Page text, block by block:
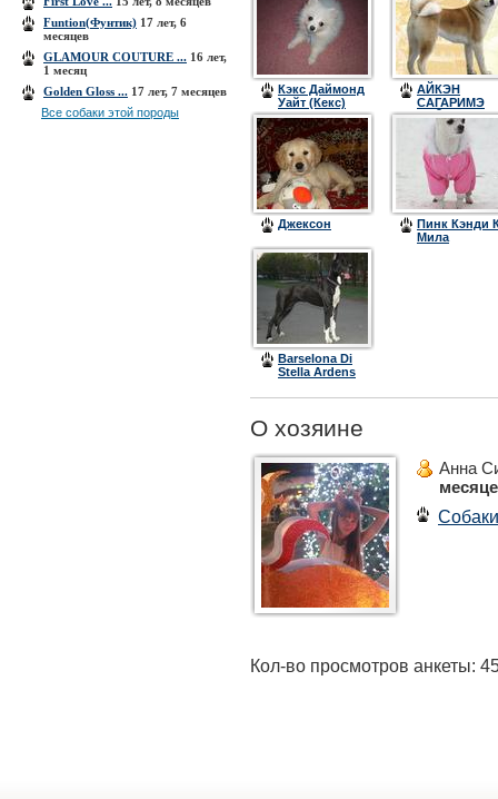
Funtion(Фунтик) 17 лет, 6
месяцев
GLAMOUR COUTURE ... 16 лет,
1 месяц
Golden Gloss ... 17 лет, 7 месяцев
Все собаки этой породы
Кэкс Даймонд
Уайт (Кекс)
АЙКЭН
САГАРИМЭ
АКИРА
Джексон
Пинк Кэнди
Мила
Barselona Di
Stella Ardens
О хозяине
Анна
Собаки
Кол-во просмотров анкеты: